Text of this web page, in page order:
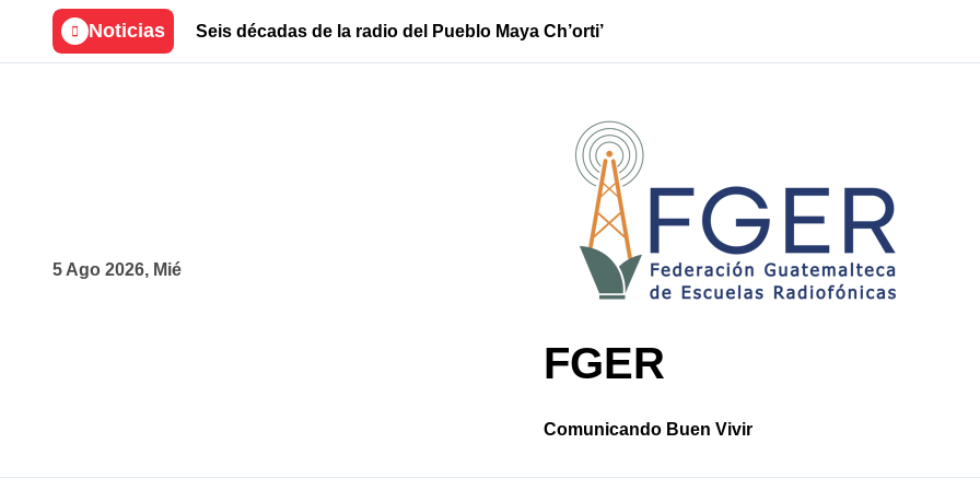
content
Noticias Seis décadas de la radio del Pueblo Maya Ch’orti’ Tina: la lucha
5 Ago 2026, Mié
FGER
Comunicando Buen Vivir